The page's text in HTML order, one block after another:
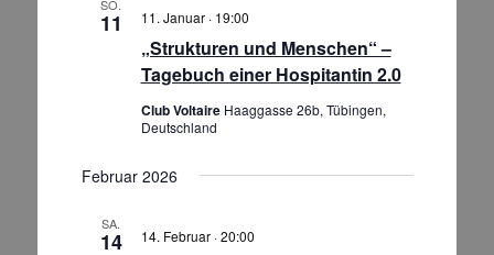
SO.
11
„Strukturen und Menschen“ –
Tagebuch einer Hospitantin 2.0
11. Januar · 19:00
Club Voltaire Haaggasse 26b, Tübingen,
Deutschland
Februar 2026
SA.
14 14. Februar · 20:00